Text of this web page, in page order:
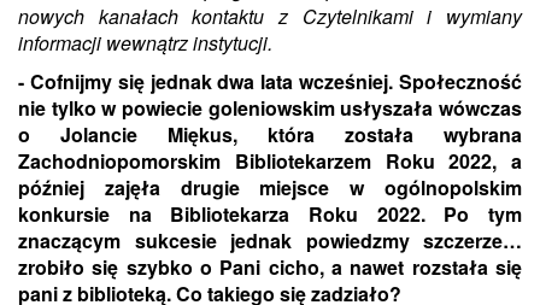
nowych kanałach kontaktu z Czytelnikami i wymiany
informacji wewnątrz instytucji.
- Cofnijmy się jednak dwa lata wcześniej. Społeczność
nie tylko w powiecie goleniowskim usłyszała wówczas
o Jolancie Miękus, która została wybrana
Zachodniopomorskim Bibliotekarzem Roku 2022, a
później zajęła drugie miejsce w ogólnopolskim
konkursie na Bibliotekarza Roku 2022. Po tym
znaczącym sukcesie jednak powiedzmy szczerze…
zrobiło się szybko o Pani cicho, a nawet rozstała się
pani z biblioteką. Co takiego się zadziało?